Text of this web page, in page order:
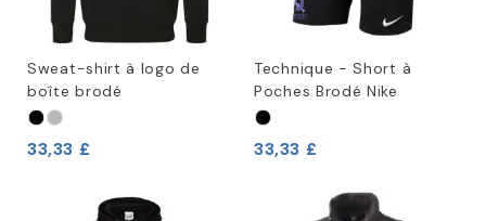
Sweat-shirt à logo de
boîte brodé
33,33 £
Technique - Short à
Poches Brodé Nike
33,33 £